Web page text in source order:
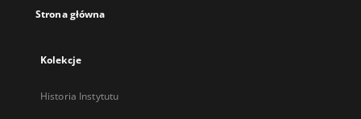
Strona główna
Kolekcje
Historia Instytutu